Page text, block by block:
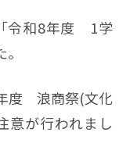
令和8年度 1学
度 浪商祭(文化
意が行われまし